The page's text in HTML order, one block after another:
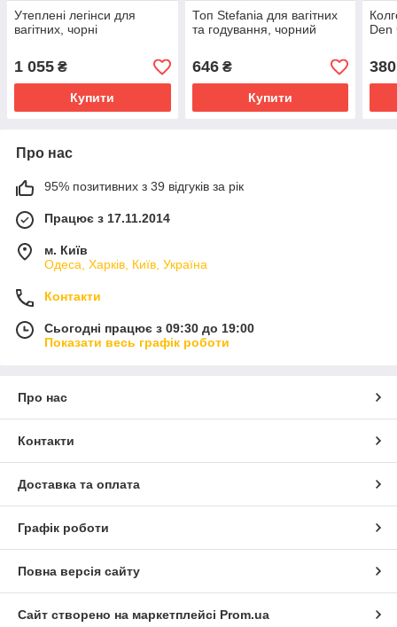
Утеплені легінси для
вагітних, чорні
1 055 ₴
Купити
Топ Stefania для вагітних
та годування, чорний
646₴
Купити
Den
380
Про нас
95% позитивних з 39 відгуків за рік
Працює з 17.11.2014
м. Київ
Одеса, Харків, Київ, Україна
Контакти
Сьогодні працює з 09:30 до 19:00
Показати весь графік роботи
Про нас
Контакти
Доставка та оплата
Графік роботи
Повна версія сайту
Сайт створено на маркетплейсі Prom.ua